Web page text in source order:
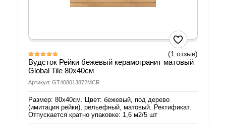
(1 отзыв)
Вудсток Рейки бежевый керамогранит матовый
Global Tile 80х40см
Артикул: GT408013872MCR
Размер: 80х40см. Цвет: бежевый, под дерево
(имитация рейки), рельефный, матовый. Ректификат.
Отпускается кратно упаковке: 1,6 м2/5 шт